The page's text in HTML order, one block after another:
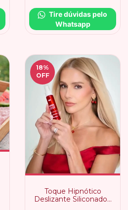
Tire dúvidas pelo
Whatsapp
18%
OFF
Toque Hipnótico
Deslizante Siliconado |